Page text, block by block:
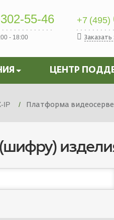
55-46
- 18:00
+7 (495)
Заказать
ЦЕНТР
IP Платформа